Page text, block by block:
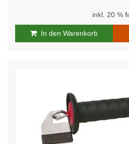
inkl. 20 %
In den Warenkorb